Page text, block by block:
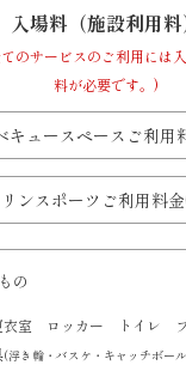
入場料（施設利用料
のサービスのご利用には
料が必要です。)
キュースペースご利用
ンスポーツご利用料
の
衣室 ロッカー トイレ
(浮き輪・バスケ・キャッチボー